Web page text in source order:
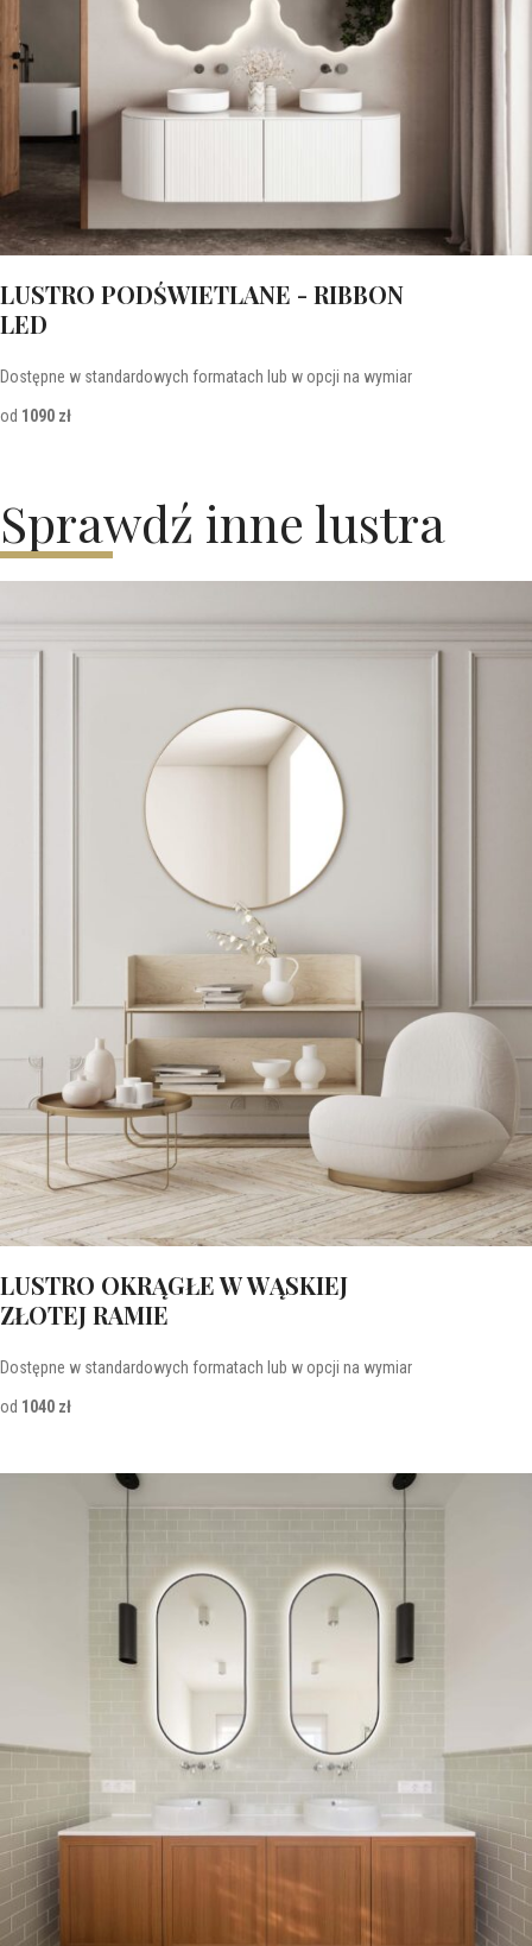
LUSTRO PODŚWIETLANE - RIBBON
LED
Dostępne w standardowych formatach lub w opcji na wymiar
od 1090 zł
Sprawdź inne lustra
LUSTRO OKRĄGŁE W WĄSKIEJ
ZŁOTEJ RAMIE
Dostępne w standardowych formatach lub w opcji na wymiar
od 1040 zł